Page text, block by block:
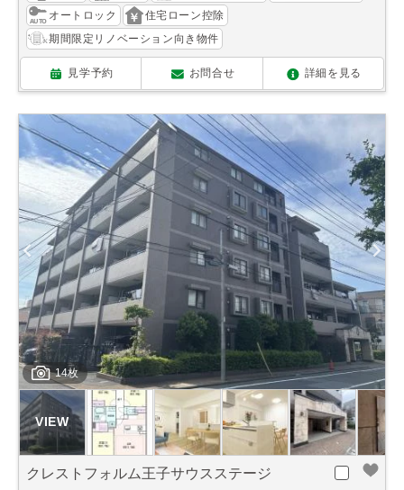
オートロック
住宅ローン控除
期間限定リノベーション向き物件
見学予約 お問合せ 詳細を見る
14枚
クレストフォルム王子サウスステージ